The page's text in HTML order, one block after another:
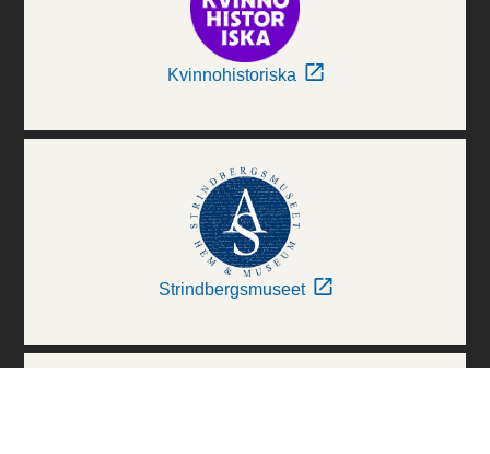
Kvinnohistoriska
Strindbergsmuseet